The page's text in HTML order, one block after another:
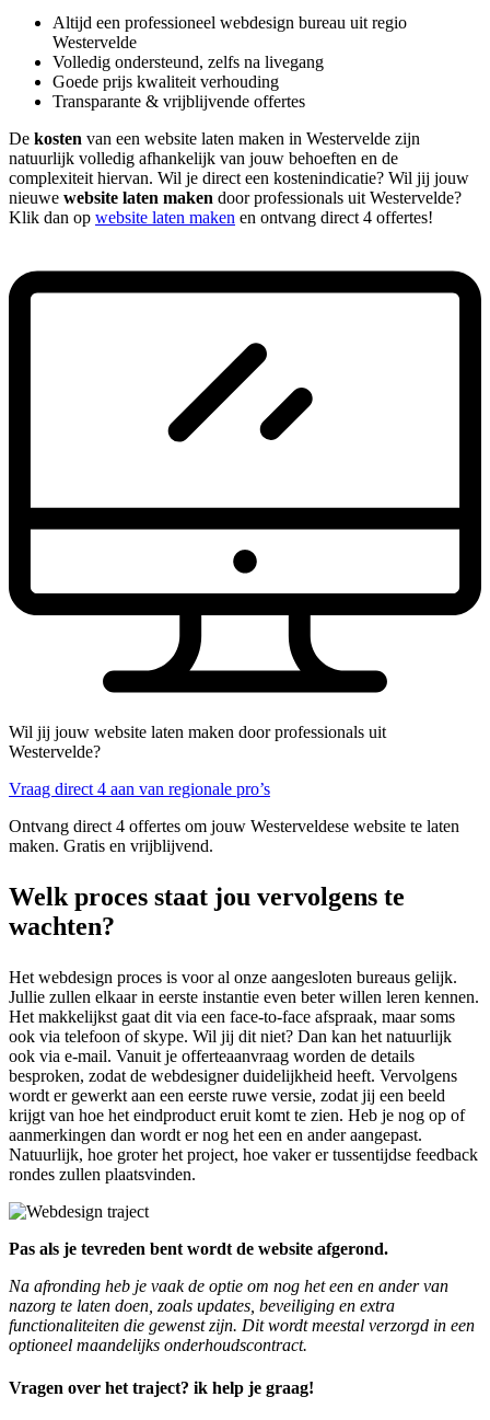
Altijd een professioneel webdesign bureau uit regio
Westervelde
Volledig ondersteund, zelfs na livegang
Goede prijs kwaliteit verhouding
Transparante & vrijblijvende offertes
De kosten van een website laten maken in Westervelde zijn
natuurlijk volledig afhankelijk van jouw behoeften en de
complexiteit hiervan. Wil je direct een kostenindicatie? Wil jij jouw
nieuwe website laten maken door professionals uit Westervelde?
Klik dan op website laten maken en ontvang direct 4 offertes!
Wil jij jouw website laten maken door professionals uit
Westervelde?
Vraag direct 4 aan van regionale pro’s
Ontvang direct 4 offertes om jouw Westerveldese website te laten
maken. Gratis en vrijblijvend.
Welk proces staat jou vervolgens te
wachten?
Het webdesign proces is voor al onze aangesloten bureaus gelijk.
Jullie zullen elkaar in eerste instantie even beter willen leren kennen.
Het makkelijkst gaat dit via een face-to-face afspraak, maar soms
ook via telefoon of skype. Wil jij dit niet? Dan kan het natuurlijk
ook via e-mail. Vanuit je offerteaanvraag worden de details
besproken, zodat de webdesigner duidelijkheid heeft. Vervolgens
wordt er gewerkt aan een eerste ruwe versie, zodat jij een beeld
krijgt van hoe het eindproduct eruit komt te zien. Heb je nog op of
aanmerkingen dan wordt er nog het een en ander aangepast.
Natuurlijk, hoe groter het project, hoe vaker er tussentijdse feedback
rondes zullen plaatsvinden.
Pas als je tevreden bent wordt de website afgerond.
Na afronding heb je vaak de optie om nog het een en ander van
nazorg te laten doen, zoals updates, beveiliging en extra
functionaliteiten die gewenst zijn. Dit wordt meestal verzorgd in een
optioneel maandelijks onderhoudscontract.
Vragen over het traject? ik help je graag!